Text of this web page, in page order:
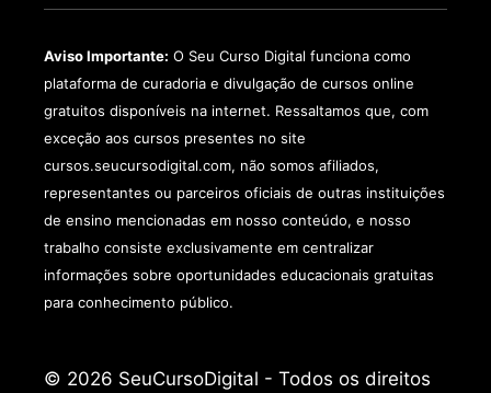
Aviso Importante: O Seu Curso Digital funciona como
plataforma de curadoria e divulgação de cursos online
gratuitos disponíveis na internet. Ressaltamos que, com
exceção aos cursos presentes no site
cursos.seucursodigital.com, não somos afiliados,
representantes ou parceiros oficiais de outras instituições
de ensino mencionadas em nosso conteúdo, e nosso
trabalho consiste exclusivamente em centralizar
informações sobre oportunidades educacionais gratuitas
para conhecimento público.
© 2026 SeuCursoDigital - Todos os direitos